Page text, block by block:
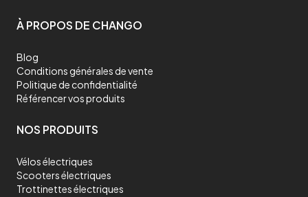
À PROPOS DE CHANGO
Blog
Conditions générales de vente
Politique de confidentialité
Référencer vos produits
NOS PRODUITS
Vélos électriques
Scooters électriques
Trottinettes électriques